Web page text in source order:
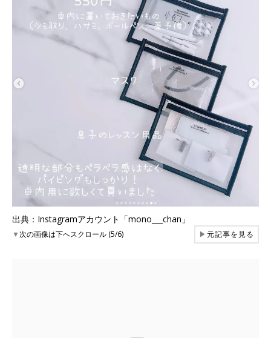
出典：Instagramアカウント「mono___chan」
▼次の画像は下へスクロール (5/6) ▶元記事を見る